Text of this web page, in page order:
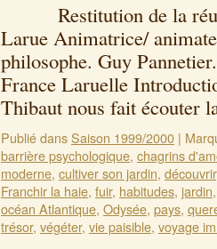
Restitution de la
Larue Animatrice/
philosophe. Guy
France Laruelle
Thibaut nous fait écouter
Publié dansSaison 1999/2000 |
barrière psychologique, chagrins
moderne, cultiver son jardin, découvrir
Franchir la haie, fuir, habitudes, jardin
océan Atlantique, Odysée, pays,
trésor, végéter, vie paisible, voyage